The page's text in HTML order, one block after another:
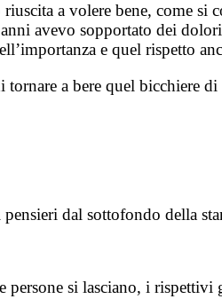
a volere bene, come
anni avevo sopportato dei
e quel rispetto
a bere quel bicchiere
dal sottofondo della
persone si lasciano, i